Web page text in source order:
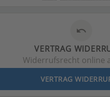
undo
VERTRAG
Widerrufsrecht online
VERTRAG